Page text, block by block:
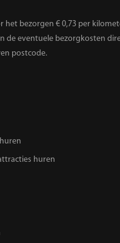
het bezorgen € 0,73 per
de eventuele bezorgkosten
postcode.
huren